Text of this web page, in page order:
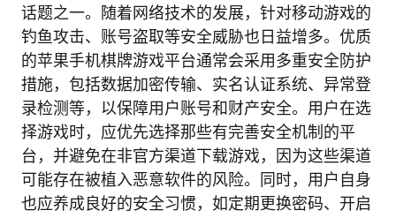
话题之一。随着网络技术的发展，针对移动游戏的
钓鱼攻击、账号盗取等安全威胁也日益增多。优质
的苹果手机棋牌游戏平台通常会采用多重安全防护
措施，包括数据加密传输、实名认证系统、异常登
录检测等，以保障用户账号和财产安全。用户在选
择游戏时，应优先选择那些有完善安全机制的平
台，并避免在非官方渠道下载游戏，因为这些渠道
可能存在被植入恶意软件的风险。同时，用户自身
也应养成良好的安全习惯，如定期更换密码、开启